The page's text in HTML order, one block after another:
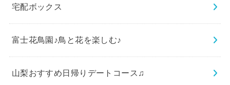
宅配ボックス
富士花鳥園♪鳥と花を楽しむ♪
山梨おすすめ日帰りデートコース♫